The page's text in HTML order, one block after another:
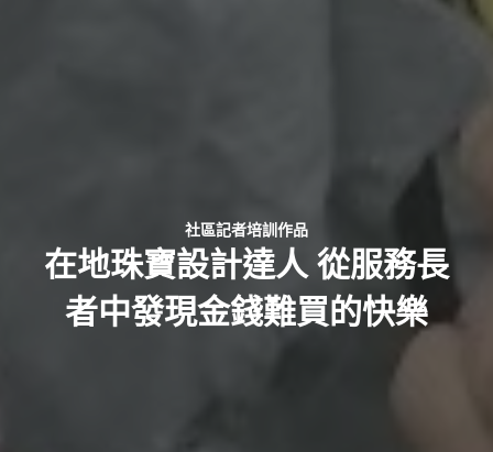
社區記者培訓作品
在地珠寶設計達人 從服務長
者中發現金錢難買的快樂